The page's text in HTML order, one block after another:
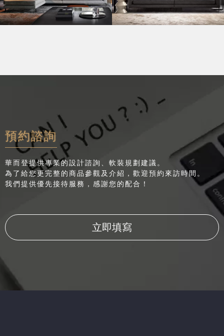
預約諮詢
華而登提供專業的設計諮詢、軟裝規劃建議。
為了給您更完整的商品參觀及介紹，歡迎預約來訪時間。
我們提供優先接待服務，感謝您的配合！
立即填寫